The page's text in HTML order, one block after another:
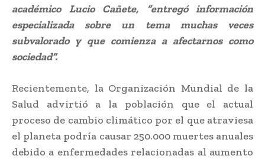
académico Lucio Cañete, “entregó información
especializada sobre un tema muchas veces
subvalorado y que comienza a afectarnos como
sociedad”.
Recientemente, la Organización Mundial de la
Salud advirtió a la población que el actual
proceso de cambio climático por el que atraviesa
el planeta podría causar 250.000 muertes anuales
debido a enfermedades relacionadas al aumento